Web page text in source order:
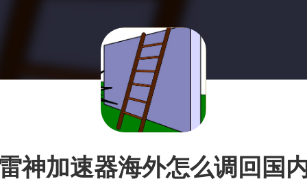
神加速器海外怎么调回国